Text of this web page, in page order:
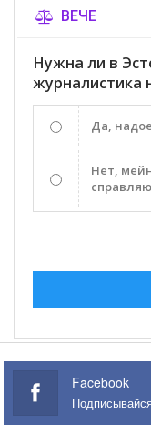
ВЕЧЕ
Нужна ли в
журналистика
Да,
Нет,
Facebook